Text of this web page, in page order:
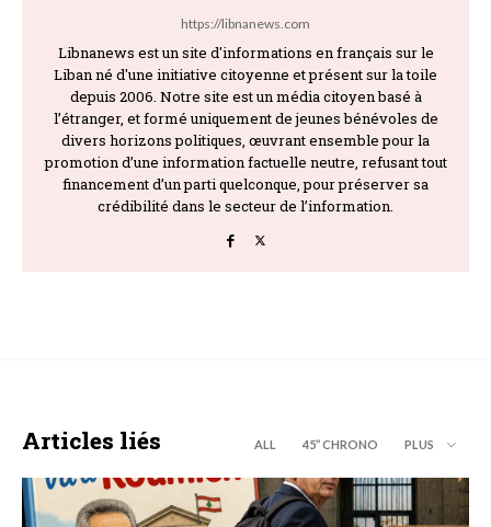
https://libnanews.com
Libnanews est un site d'informations en français sur le
Liban né d'une initiative citoyenne et présent sur la toile
depuis 2006. Notre site est un média citoyen basé à
l’étranger, et formé uniquement de jeunes bénévoles de
divers horizons politiques, œuvrant ensemble pour la
promotion d’une information factuelle neutre, refusant tout
financement d’un parti quelconque, pour préserver sa
crédibilité dans le secteur de l’information.
Articles liés ALL 45’’ CHRONO PLUS